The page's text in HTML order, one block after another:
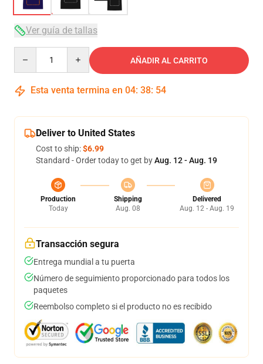
Ver guía de tallas
AÑADIR AL CARRITO
Esta venta termina en 04: 38: 54
Deliver to United States
Cost to ship:$6.99
Standard - Order today to get byAug. 12 - Aug. 19
Production
Today
Shipping
Aug. 08
Delivered
Aug. 12 - Aug. 19
Transacción segura
Entrega mundial a tu puerta
Número de seguimiento proporcionado para todos los
paquetes
Reembolso completo si el producto no es recibido